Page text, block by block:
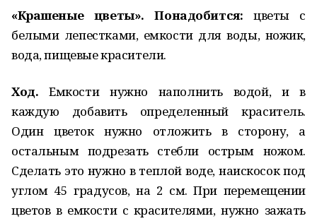
«Крашеные цветы». Понадобится: цветы с
белыми лепестками, емкости для воды, ножик,
вода, пищевые красители.
Ход. Емкости нужно наполнить водой, и в
каждую добавить определенный краситель.
Один цветок нужно отложить в сторону, а
остальным подрезать стебли острым ножом.
Сделать это нужно в теплой воде, наискосок под
углом 45 градусов, на 2 см. При перемещении
цветов в емкости с красителями, нужно зажать